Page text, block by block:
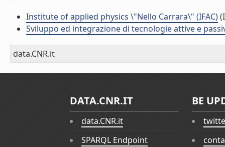
Institute of applied physics \"Nello Carrara\" (IFAC)
Sviluppo ed integrazione di tecnologie attive e
data.CNR.it
DATA.CNR.IT
data.CNR.it
SPARQL Endpoint
BE